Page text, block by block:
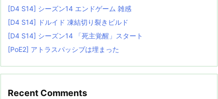
[D4 S14] シーズン14 エンドゲーム 雑感
[D4 S14] ドルイド 凍結切り裂きビルド
[D4 S14] シーズン14 「死主覚醒」スタート
[PoE2] アトラスパッシブは埋まった
Recent Comments